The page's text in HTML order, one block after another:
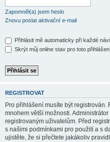
Zapomněl(a) jsem heslo
Znovu poslat aktivační e-mail
Přihlásit mě automaticky při každé
Skrýt můj online stav pro toto
REGISTROVAT
Pro přihlášení musíte být registrován.
mnohem větší možnosti.
registrovaným uživatelům. Před
s našimi podmínkami pro použití a s
ujistěte, že si přečtete jakákoliv